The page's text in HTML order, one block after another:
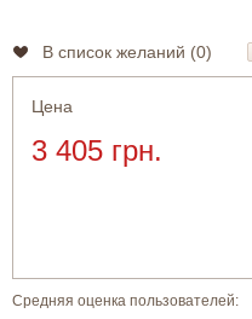
В список желаний (0)
Цена
3 405 грн.
Средняя оценка пользователей: